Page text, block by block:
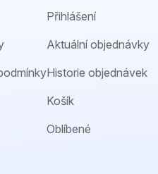
Přihlášení
Aktuální objednávky
Historie objednávek
Košík
Oblíbené